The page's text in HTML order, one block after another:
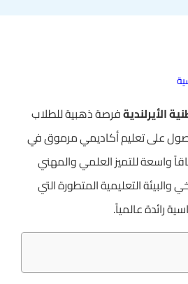
الأيرلنديةفرصة ذهبية للطلاب
على تعليم أكاديمي مرموق في
واسعة للتميز العلمي والمهني
التعليمية المتطورة التي
رائدة عالمياً.